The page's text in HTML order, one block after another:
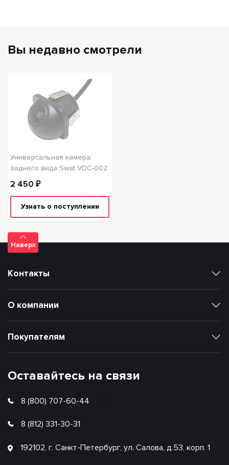
Вы недавно смотрели
Универсальная камера
заднего вида Swat VDC-002
2 450 ₽
Узнать о поступлении
Наверх
Оставайтесь на связи
8 (800) 707-60-44
8 (812) 331-30-31
192102, г. Санкт-Петербург, ул. Салова, д.53, корп. 1
Покупателям
О компании
Контакты